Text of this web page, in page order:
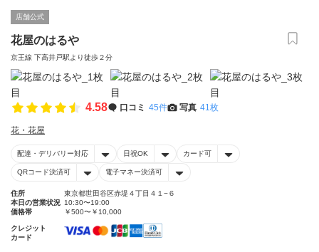
店舗公式
花屋のはるや
京王線 下高井戸駅より徒歩２分
4.58 口コミ 45件 写真 41枚
花・花屋
配達・デリバリー対応 日祝OK カード可
QRコード決済可 電子マネー決済可
住所
東京都世田谷区赤堤４丁目４１−６
本日の営業状況 10:30〜19:00
価格帯
￥500〜￥10,000
クレジット
カード